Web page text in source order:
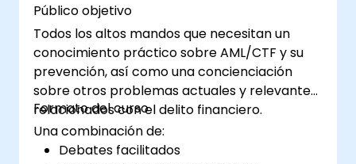
Público objetivo
Todos los altos mandos que necesitan un
conocimiento práctico sobre AML/CTF y su
prevención, así como una concienciación
sobre otros problemas actuales y relevantes
relacionados con el delito financiero.
Formato del curso
Una combinación de:
Debates facilitados